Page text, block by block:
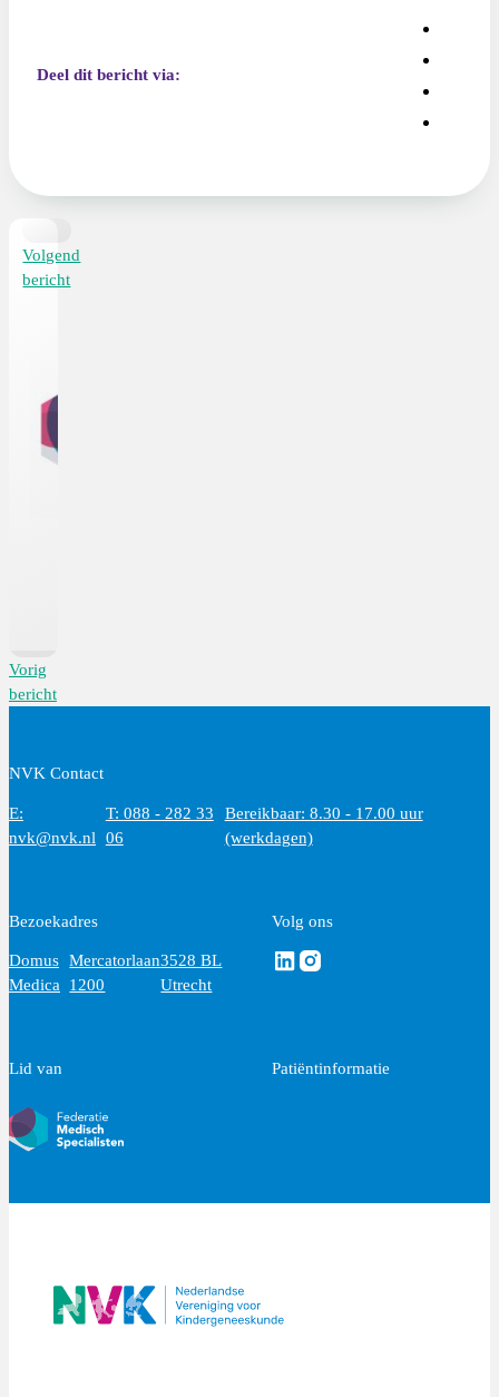
Deel dit bericht via:
Vorig
bericht
Volgend
bericht
NVK Contact
E:
nvk@nvk.nl
T: 088 - 282 33
06
Bereikbaar: 8.30 - 17.00 uur
(werkdagen)
Bezoekadres
Domus
Medica
Mercatorlaan
1200
3528 BL
Utrecht
Volg ons
Volg ons via Linkedin
Volg ons via Instagram
Lid van Patiëntinformatie